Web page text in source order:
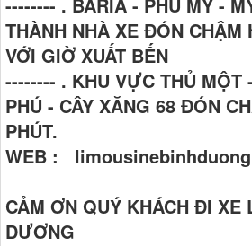
THÀNH NHÀ XE ĐÓN CHẬM
VỚI GIỜ XUẤT BẾN
-------- . KHU VỰC THỦ MỘT
PHÚ - CÂY XĂNG 68 ĐÓN
PHÚT.
WEB :
CẢM ƠN QUÝ KHÁCH ĐI XE
DƯƠNG